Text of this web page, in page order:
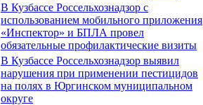
В Кузбассе Россельхознадзор с
использованием мобильного приложения
«Инспектор» и БПЛА провел
обязательные профилактические визиты
В Кузбассе Россельхознадзор выявил
нарушения при применении пестицидов
на полях в Юргинском муниципальном
округе